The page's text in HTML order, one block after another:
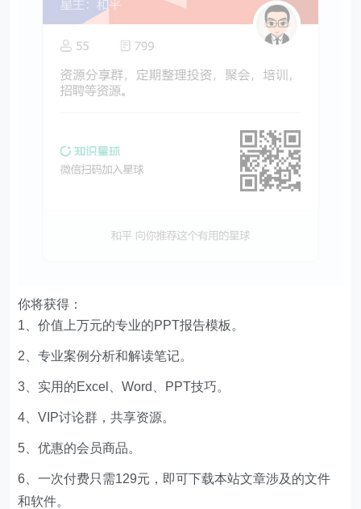
你将获得：
1、价值上万元的专业的PPT报告模板。
2、专业案例分析和解读笔记。
3、实用的Excel、Word、PPT技巧。
4、VIP讨论群，共享资源。
5、优惠的会员商品。
6、一次付费只需129元，即可下载本站文章涉及的文件
和软件。